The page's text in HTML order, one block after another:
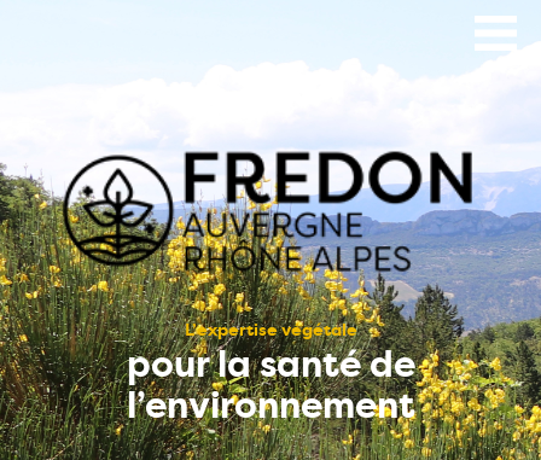
L’expertise végétale
pour la santé de
l’environnement